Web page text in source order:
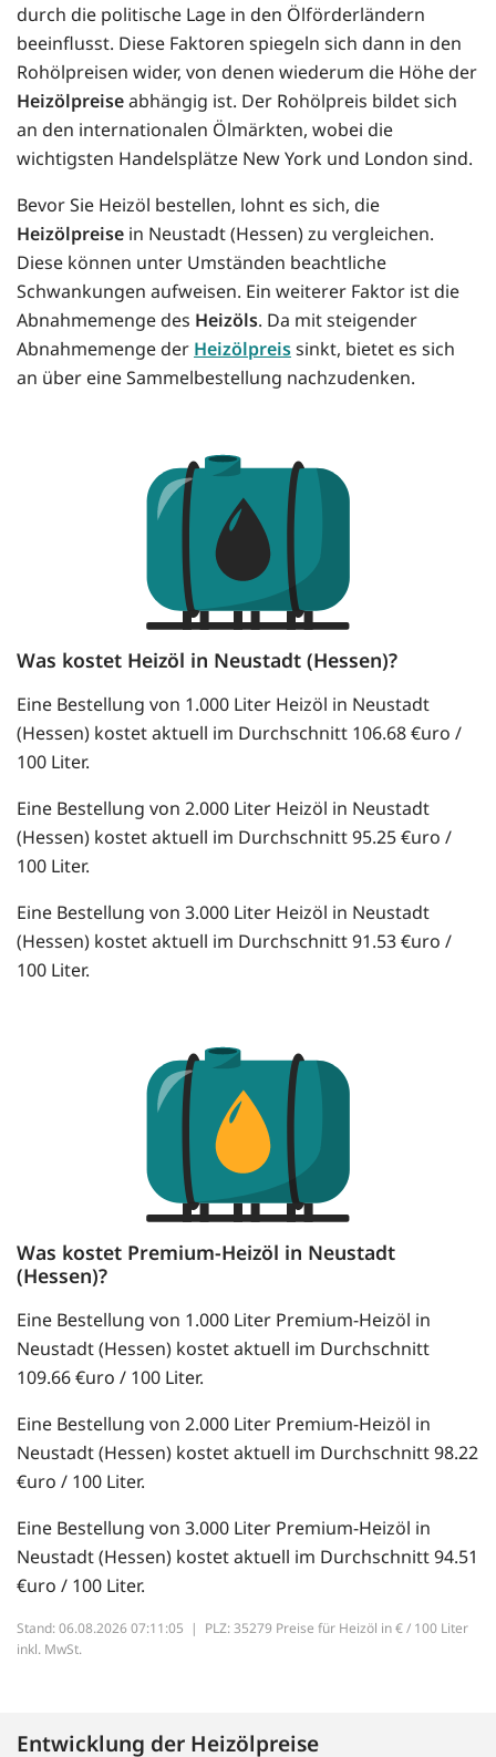
durch die politische Lage in den Ölförderländern
beeinflusst. Diese Faktoren spiegeln sich dann in den
Rohölpreisen wider, von denen wiederum die Höhe der
Heizölpreiseabhängig ist. Der Rohölpreis bildet sich
an den internationalen Ölmärkten, wobei die
wichtigsten Handelsplätze New York und London sind.
Bevor Sie Heizöl bestellen, lohnt es sich, die
Heizölpreise in Neustadt (Hessen) zu vergleichen.
Diese können unter Umständen beachtliche
Schwankungen aufweisen. Ein weiterer Faktor ist die
Abnahmemenge des Heizöls. Da mit steigender
Abnahmemenge der Heizölpreissinkt, bietet es sich
an über eine Sammelbestellung nachzudenken.
Was kostet Heizöl in Neustadt (Hessen)?
Eine Bestellung von 1.000 Liter Heizöl in Neustadt
(Hessen) kostet aktuell im Durchschnitt 106.68 €uro /
100 Liter.
Eine Bestellung von 2.000 Liter Heizöl in Neustadt
(Hessen) kostet aktuell im Durchschnitt 95.25 €uro /
100 Liter.
Eine Bestellung von 3.000 Liter Heizöl in Neustadt
(Hessen) kostet aktuell im Durchschnitt 91.53 €uro /
100 Liter.
Was kostet Premium-Heizöl in Neustadt
(Hessen)?
Eine Bestellung von 1.000 Liter Premium-Heizöl in
Neustadt (Hessen) kostet aktuell im Durchschnitt
109.66 €uro / 100 Liter.
Eine Bestellung von 2.000 Liter Premium-Heizöl in
Neustadt (Hessen) kostet aktuell im Durchschnitt 98.22
€uro / 100 Liter.
Eine Bestellung von 3.000 Liter Premium-Heizöl in
Neustadt (Hessen) kostet aktuell im Durchschnitt 94.51
€uro / 100 Liter.
Stand: 06.08.2026 07:11:05 | PLZ: 35279 Preise für Heizöl in € / 100 Liter
inkl. MwSt.
Entwicklung der Heizölpreise